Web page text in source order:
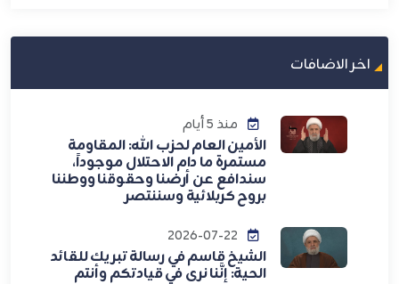
اخر الاضافات
منذ 5 أيام
الأمين العام لحزب الله: المقاومة
مستمرة ما دام الاحتلال موجوداً،
سندافع عن أرضنا وحقوقنا ووطننا
بروح كربلائية وسننتصر
الشيخ قاسم في رسالة تبريك للقائد
الحية: إنَّنا نرى في قيادتكم وأنتم